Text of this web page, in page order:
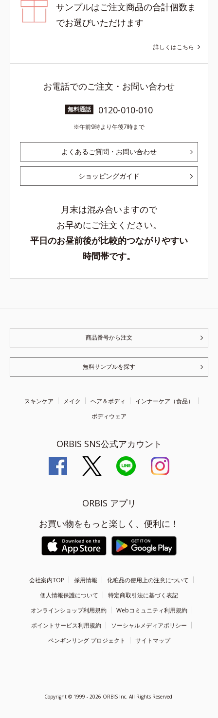
サンプルはご注文商品の合計個数ま
でお選びいただけます
詳しくはこちら
お電話でのご注文・お問い合わせ
無料通話 0120-010-010
午前9時より午後7時まで
よくあるご質問・お問い合わせ
ショッピングガイド
月末は混み合いますので
お早めにご注文ください。
平日のお昼前後が比較的つながりやすい
時間帯です。
商品番号から注文
無料サンプルを探す
スキンケア メイク ヘア＆ボディ
インナーケア（食品）
ボディウェア
ORBIS SNS公式アカウント
ORBIS アプリ
お買い物をもっと楽しく、便利に！
会社案内TOP 採用情報
化粧品の使用上の注意について
個人情報保護について
特定商取引法に基づく表記
オンラインショップ利用規約
Webコミュニティ利用規約
ポイントサービス利用規約
ソーシャルメディアポリシー
ペンギンリング プロジェクト
サイトマップ
Copyright © 1999 - 2026 ORBIS Inc. All Rights Reserved.